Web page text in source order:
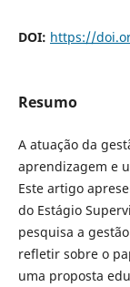
DOI: https://
Resumo
A atuação da
aprendizagem e
Este artigo
do Estágio
pesquisa a
refletir sobre o
uma proposta